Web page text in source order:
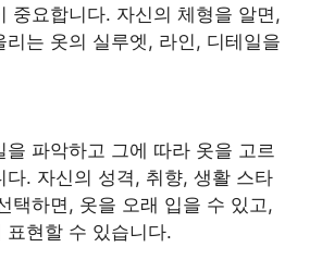
중요합니다. 자신의 체형을 알면,
리는 옷의 실루엣, 라인, 디테일을
을 파악하고 그에 따라 옷을 고르
다. 자신의 성격, 취향, 생활 스타
택하면, 옷을 오래 입을 수 있고,
표현할 수 있습니다.